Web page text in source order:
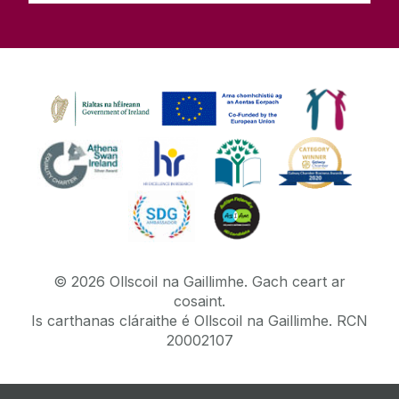
© 2026 Ollscoil na Gaillimhe. Gach ceart ar
cosaint.
Is carthanas cláraithe é Ollscoil na Gaillimhe. RCN
20002107